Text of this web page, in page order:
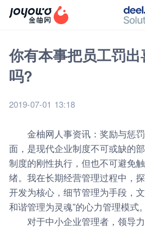
你有本事把员工罚
吗?
2019-07-01 13:18
金柚网 人事资讯：奖励与惩
面，是现代企业制度不可或缺的
制度的刚性执行，但也不可避免
绪。我在长期经营管理过程中，
开发为核心，细节管理为手段，
和谐管理为灵魂”的心力管理模式。
对于中小企业管理者，领导力